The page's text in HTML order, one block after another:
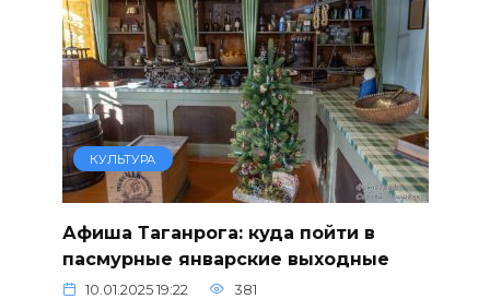
КУЛЬТУРА
Афиша Таганрога: куда пойти в
пасмурные январские выходные
10.01.2025 19:22 381